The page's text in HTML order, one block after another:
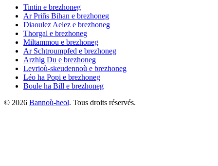
Tintin e brezhoneg
Ar Priñs Bihan e brezhoneg
Diaoulez Aelez e brezhoneg
Thorgal e brezhoneg
Miltammou e brezhoneg
Ar Schtroumpfed e brezhoneg
Arzhig Du e brezhoneg
Levrioù-skeudennoù e brezhoneg
Léo ha Popi e brezhoneg
Boule ha Bill e brezhoneg
© 2026 Bannoù-heol. Tous droits réservés.